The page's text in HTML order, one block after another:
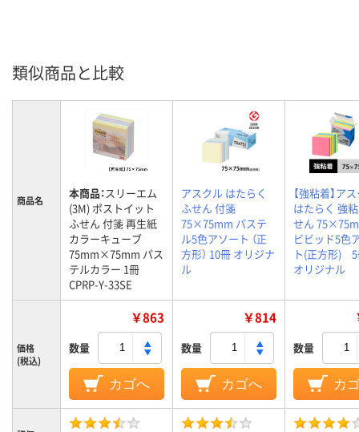
類似商品と比較
商品名 本商品：スリーエム
(3M) ポストイット
ふせん 付箋 再生紙
カラーキューブ
75mm×75mm パス
テルカラー 1冊
CPRP-Y-33SE
アスクル はたらく
ふせん 付箋
75×75mm パステ
ル5色アソート （正
方形） 10冊 オリジナ
ル
【強粘着】ア
はたらく 強
せん
ビビッド5色
ト(正方形)
オリジナル
価格
(税込)
￥863
数量
カゴへ
￥814
数量
カゴへ
数量
カ